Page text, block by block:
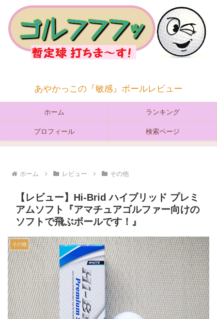
あやかっこの『敏感』ボールレビュー
ホーム ランキング
プロフィール 検索ページ
ホーム レビュー その他
【レビュー】Hi-Brid ハイブリッド プレミ
アムソフト『アマチュアゴルファー向けの
ソフトで飛ぶボールです！』
その他